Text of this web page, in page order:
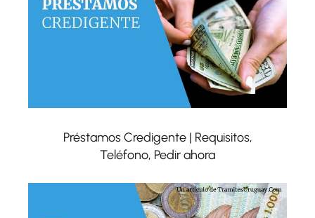
Préstamos Credigente | Requisitos,
Teléfono, Pedir ahora